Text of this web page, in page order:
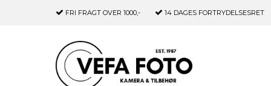
FRI FRAGT OVER 1000,- 14 DAGES FORTRYDELSESRET